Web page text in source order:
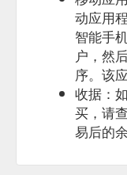
动应用
智能手
户，然
序。该
收据：
买，请
易后的余